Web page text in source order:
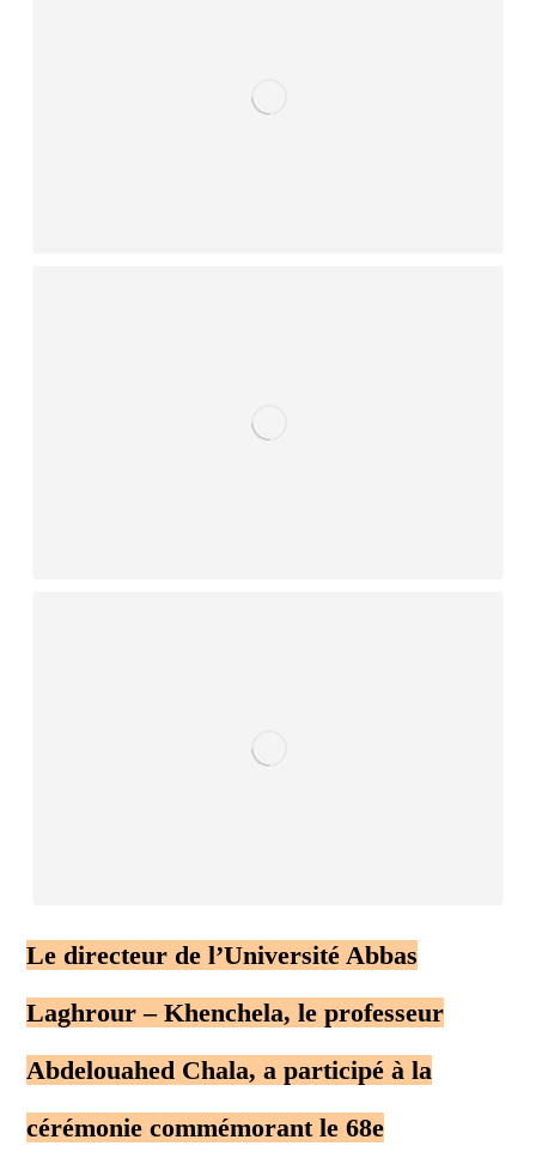
Le directeur de l’Université Abbas
Laghrour – Khenchela, le professeur
Abdelouahed Chala, a participé à la
cérémonie commémorant le 68e